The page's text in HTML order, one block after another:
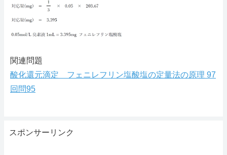
関連問題
酸化還元滴定 フェニレフリン塩酸塩の定量法の原理 97
回問95
スポンサーリンク